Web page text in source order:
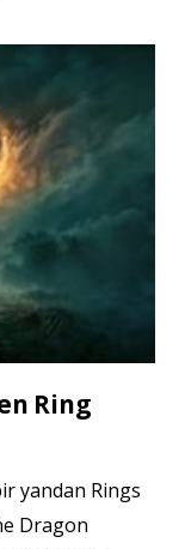
Ring
yandan Rings
Dragon